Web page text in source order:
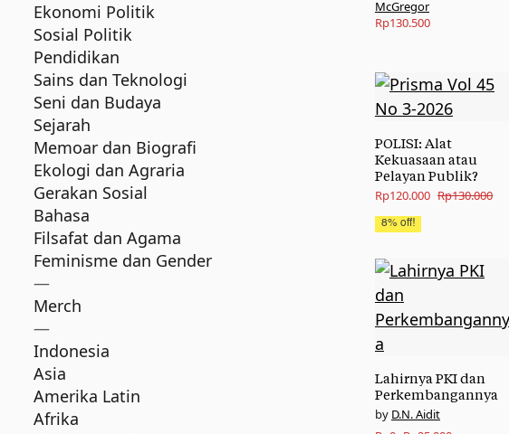
McGregor
Rp130.500
POLISI: Alat
Kekuasaan atau
Pelayan Publik?
Rp130.000
Original
price
Rp130.000.
Rp120.000
Current
price
Rp120.000.
8% off!
Lahirnya PKI dan
Perkembangannya
D.N. Aidit
Ekonomi Politik
Sosial Politik
Pendidikan
Sains dan Teknologi
Seni dan Budaya
Sejarah
Memoar dan Biografi
Ekologi dan Agraria
Gerakan Sosial
Bahasa
Filsafat dan Agama
Feminisme dan Gender
—
Merch
—
Indonesia
Asia
Amerika Latin
Afrika